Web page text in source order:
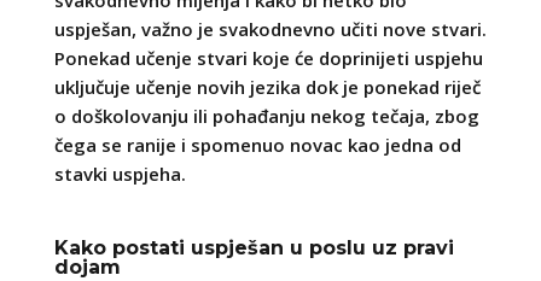
uspješan, važno je svakodnevno učiti nove stvari.
Ponekad učenje stvari koje će doprinijeti uspjehu
uključuje učenje novih jezika dok je ponekad riječ
o doškolovanju ili pohađanju nekog tečaja, zbog
čega se ranije i spomenuo novac kao jedna od
stavki uspjeha.
Kako postati uspješan u poslu uz pravi
dojam